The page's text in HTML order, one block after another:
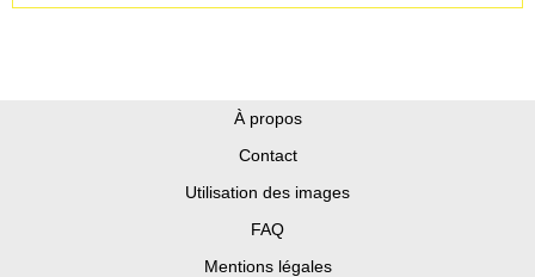
À propos
Contact
Utilisation des images
FAQ
Mentions légales